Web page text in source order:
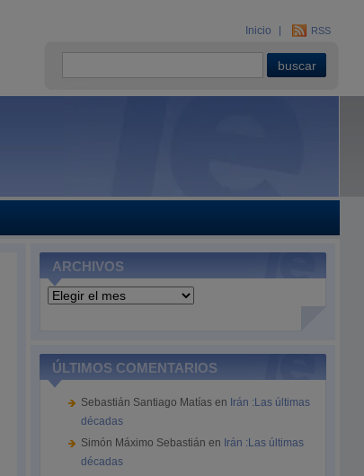
Inicio RSS
ARCHIVOS
Archivos
ÚLTIMOS COMENTARIOS
Sebastián Santiago Matías en Irán :Las últimas
décadas
Simón Máximo Sebastián en Irán :Las últimas
décadas